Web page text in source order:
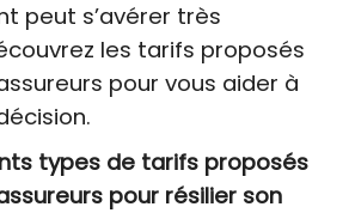
peut s’avérer très
les tarifs proposés
pour vous aider à
types de tarifs proposés
pour résilier son